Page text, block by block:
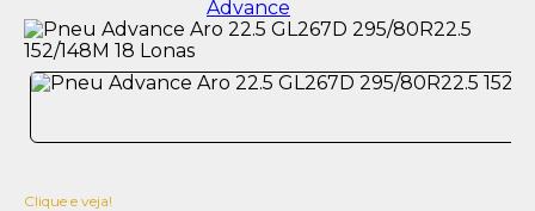
Clique e veja!